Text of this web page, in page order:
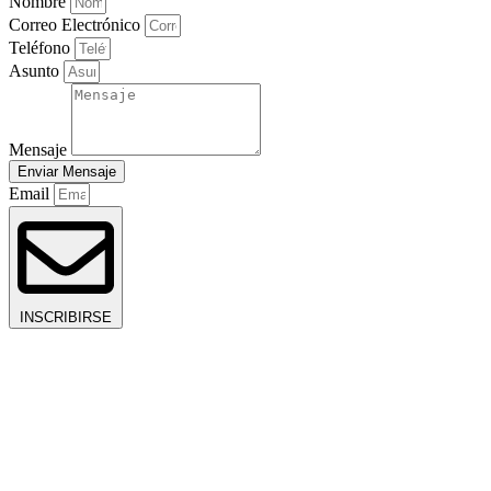
Correo Electrónico
Teléfono
Asunto
Mensaje
Enviar Mensaje
Email
INSCRIBIRSE